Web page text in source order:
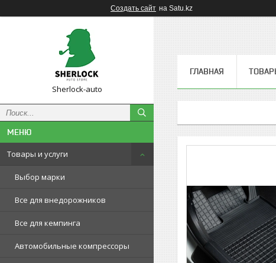
Создать сайт на Satu.kz
Sherlock-auto
Товары и услуги
Выбор марки
Все для внедорожников
Все для кемпинга
Автомобильные компрессоры
ГЛАВНАЯ